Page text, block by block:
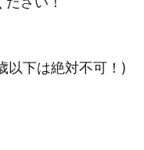
以下は絶対不可！)